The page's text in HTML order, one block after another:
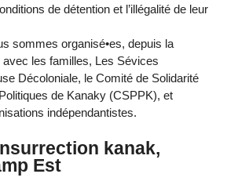
de détention et l’illégalité de leur
sommes organisé•es, depuis la
les familles, Les Sévices
Décoloniale, le Comité de Solidarité
de Kanaky (CSPPK), et
indépendantistes.
kanak,
Est